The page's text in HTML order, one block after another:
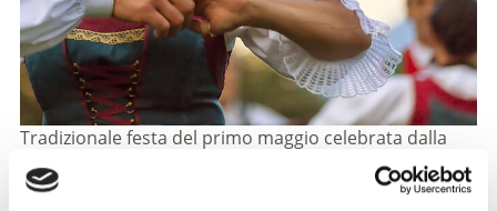
Tradizionale festa del primo maggio celebrata dalla
popolazione locale ogni anno.